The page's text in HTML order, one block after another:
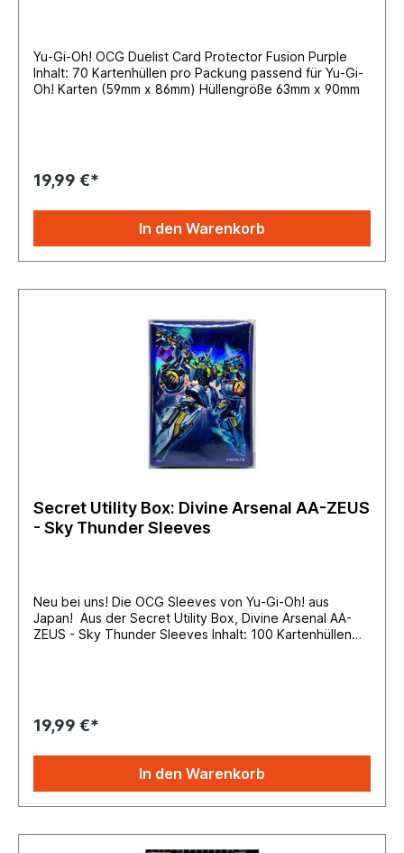
Yu-Gi-Oh! OCG Duelist Card Protector Fusion Purple
Inhalt: 70 Kartenhüllen pro Packung passend für Yu-Gi-
Oh! Karten (59mm x 86mm) Hüllengröße 63mm x 90mm
19,99 €*
In den Warenkorb
Secret Utility Box: Divine Arsenal AA-ZEUS
- Sky Thunder Sleeves
Neu bei uns! Die OCG Sleeves von Yu-Gi-Oh! aus
Japan! Aus der Secret Utility Box, Divine Arsenal AA-
ZEUS - Sky Thunder Sleeves Inhalt: 100 Kartenhüllen
19,99 €*
In den Warenkorb